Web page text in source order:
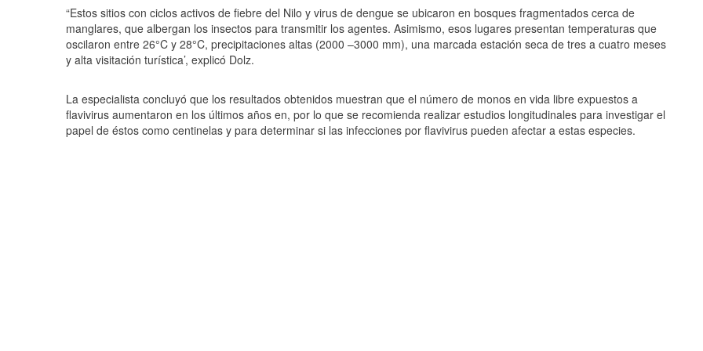
“Estos sitios con ciclos activos de fiebre del Nilo y virus de dengue se ubicaron en bosques fragmentados cerca de
manglares, que albergan los insectos para transmitir los agentes. Asimismo, esos lugares presentan temperaturas que
oscilaron entre 26°C y 28°C, precipitaciones altas (2000 –3000 mm), una marcada estación seca de tres a cuatro meses
y alta visitación turística’, explicó Dolz.
La especialista concluyó que los resultados obtenidos muestran que el número de monos en vida libre expuestos a
flavivirus aumentaron en los últimos años en, por lo que se recomienda realizar estudios longitudinales para investigar el
papel de éstos como centinelas y para determinar si las infecciones por flavivirus pueden afectar a estas especies.